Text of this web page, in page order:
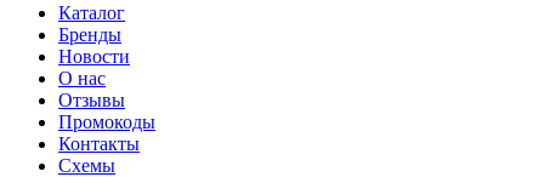
Каталог
Бренды
Новости
О нас
Отзывы
Промокоды
Контакты
Схемы